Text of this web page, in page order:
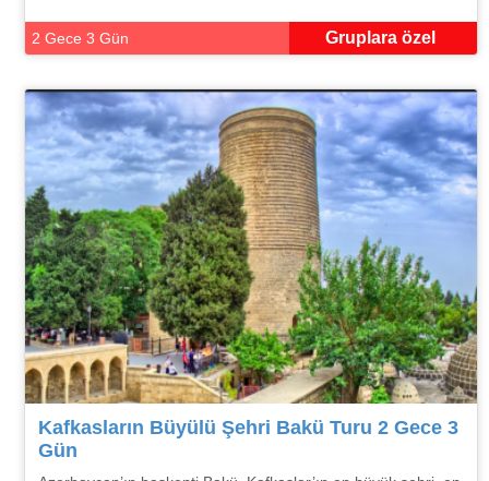
2 Gece 3 Gün Gruplara özel
Kafkasların Büyülü Şehri Bakü Turu 2 Gece 3
Gün